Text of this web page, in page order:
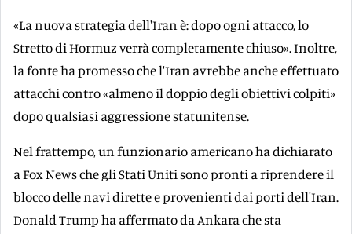
«La nuova strategia dell'Iran è: dopo ogni attacco, lo
Stretto di Hormuz verrà completamente chiuso». Inoltre,
la fonte ha promesso che l'Iran avrebbe anche effettuato
attacchi contro «almeno il doppio degli obiettivi colpiti»
dopo qualsiasi aggressione statunitense.
Nel frattempo, un funzionario americano ha dichiarato
a Fox News che gli Stati Uniti sono pronti a riprendere il
blocco delle navi dirette e provenienti dai porti dell'Iran.
Donald Trump ha affermato da Ankara che sta